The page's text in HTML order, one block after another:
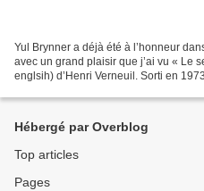
Yul Brynner a déjà été à l’honneur
avec un grand plaisir que j’ai vu « Le
englsih) d’Henri Verneuil. Sorti en
Hébergé par Overblog
Top articles
Pages